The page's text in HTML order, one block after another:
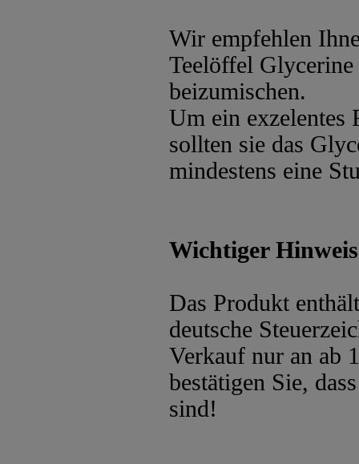
Wir empfehlen
Teelöffel
beizumischen.
Um ein exzelentes
sollten sie das
mindestens eine
Wichtiger
Das Produkt
deutsche
Verkauf nur an ab
bestätigen Sie,
sind!